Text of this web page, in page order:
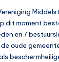
dit moment
en 7
oude